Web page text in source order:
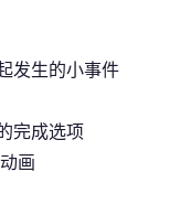
发生的小事件
完成选项
画